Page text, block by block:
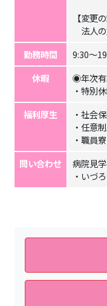
【変更
法人
勤務時間
9:30～
休暇
◉年次有
・特別
福利厚生
・社会
・任意
・職員
問い合わせ
病院見
・いづ